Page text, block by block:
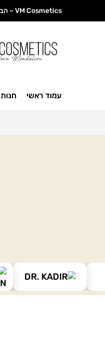
VM Cosmetics – הבית שלך למותגי קוסמטיקה מובילים
עמוד ראשי חנות